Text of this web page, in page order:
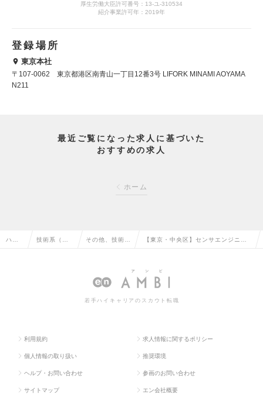
厚生労働大臣許可番号：13-ユ-310534
紹介事業許可年：2019年
登録場所
東京本社
〒107-0062 東京都港区南青山一丁目12番3号 LIFORK MINAMI AOYAMA
N211
最近ご覧になった求人に基づいた
おすすめの求人
ホーム
ハイ 技術系（機 その他、技術系
ロ・自動車）の
【東京・中央区】センサエンジニア
ステムで世界の水インフラを変える
若手ハイキャリアのスカウト転職
利用規約 求人情報に関するポリシー
個人情報の取り扱い 推奨環境
ヘルプ・お問い合わせ 参画のお問い合わせ
サイトマップ エン会社概要